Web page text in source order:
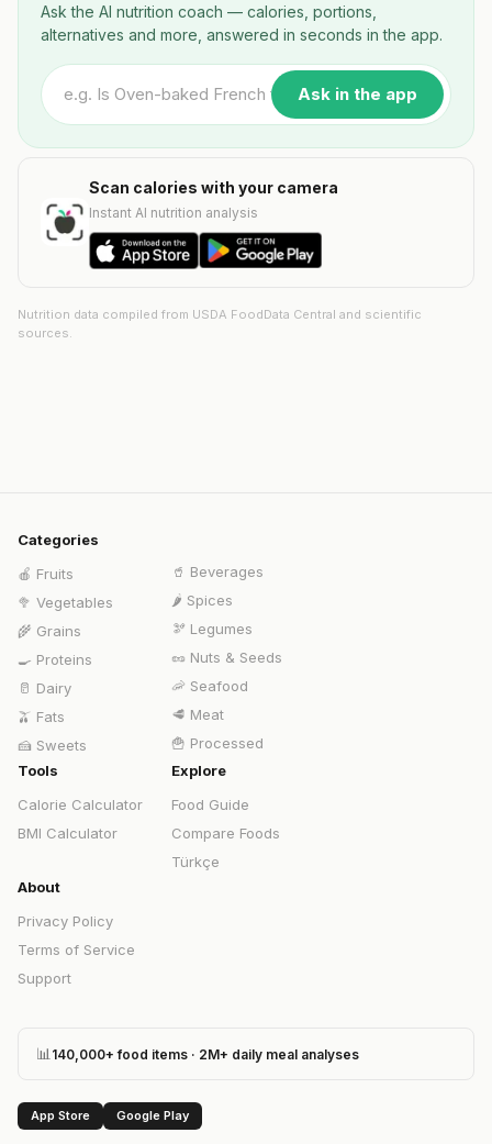
Ask the AI nutrition coach — calories, portions,
alternatives and more, answered in seconds in the app.
Ask in the app
Scan calories with your camera
Instant AI nutrition analysis
Nutrition data compiled from USDA FoodData Central and scientific
sources.
Categories
🍎 Fruits
🥦 Vegetables
🌾 Grains
🍳 Proteins
🥛 Dairy
🫒 Fats
🍰 Sweets
🥤 Beverages
🌶️ Spices
🫘 Legumes
🥜 Nuts & Seeds
🦐 Seafood
🥩 Meat
🍟 Processed
Tools
Calorie Calculator
BMI Calculator
Explore
Food Guide
Compare Foods
Türkçe
About
Privacy Policy
Terms of Service
Support
📊 140,000+ food items · 2M+ daily meal analyses
App Store Google Play